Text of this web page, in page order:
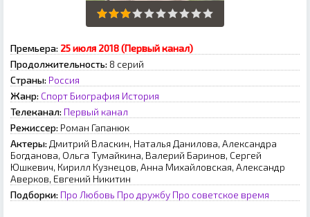
Премьера: 25 июля 2018 (Первый канал)
Продолжительность: 8 серий
Страны: Россия
Жанр: Спорт Биография История
Телеканал: Первый канал
Режиссер: Роман Гапанюк
Актеры: Дмитрий Власкин, Наталья Данилова, Александра
Богданова, Ольга Тумайкина, Валерий Баринов, Сергей
Юшкевич, Кирилл Кузнецов, Анна Михайловская, Александр
Аверков, Евгений Никитин
Подборки: Про Любовь Про дружбу Про советское время